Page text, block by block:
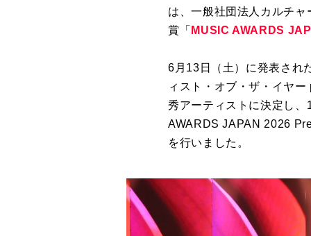
は、一般社団法人カルチ
賞「 MUSIC AWARDS
6 月 13 日（土）に発表され
ィスト・オブ・ザ・イヤー
秀アーティストに決定し、
AWARDS JAPAN 2026
を行いました。